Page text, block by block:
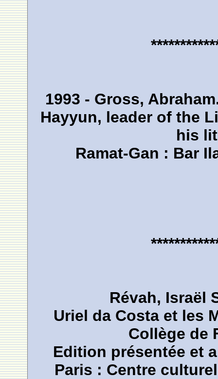
1993 - Gross,
Hayyun, leader of the
his
Ramat-Gan : Bar
Révah, Israël
Uriel da Costa et les
Collège de
Edition présentée et
Paris : Centre